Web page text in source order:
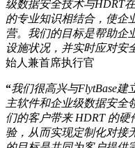
级数据安全技术与HDRT
的专业知识相结合，使企
营。我们的目标是帮助企
设施状况，并实时应对安
始人兼首席执行官
“我们很高兴与FlytBase
主软件和企业级数据安全
们的客户带来 HDRT 的硬
验，从而实现定制化对接